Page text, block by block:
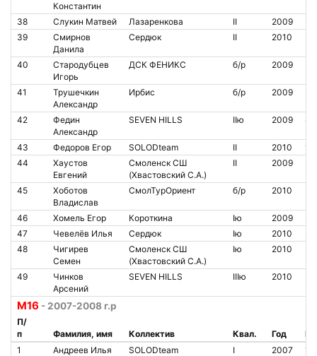
Константин
38 Слукин Матвей Лазаренкова II
2009
39
Смирнов
Данила
Сердюк II 2010
40
Стародубцев
Игорь
ДСК ФЕНИКС б/р 2009
41
Трушечкин
Александр
Ирбис б/р 2009
42
Федин
Александр
SEVEN HILLS IIю 2009
43 Федоров Егор SOLODteam II 2010
44
Хаустов
Евгений
Смоленск СШ
(Хвастовский С.А.)
II 2009
45
Хоботов
Владислав
СмолТурОриент б/р 2010
46 Хомель Егор Короткина Iю 2009
47
Чевелëв Илья Сердюк Iю
2010
48
Чигирев
Семен
Смоленск СШ
(Хвастовский С.А.)
Iю 2010
49
Чинков
Арсений
SEVEN HILLS IIIю 2010
М16 - 2007-2008 г.р
П/
п
Фамилия, имя Коллектив Квал. Год
№
1
Андреев Илья SOLODteam I 2007